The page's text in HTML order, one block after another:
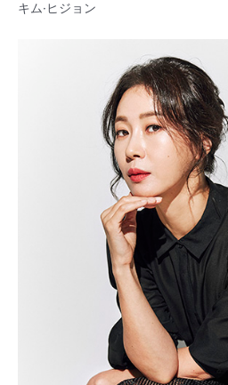
キム·ヒジョン